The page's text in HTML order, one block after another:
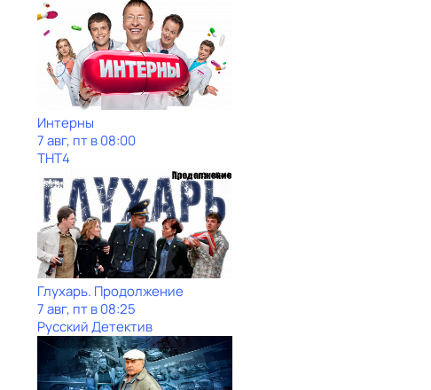
Интерны
7 авг, пт в 08:00
ТНТ4
Глухарь. Продолжение
7 авг, пт в 08:25
Русский Детектив